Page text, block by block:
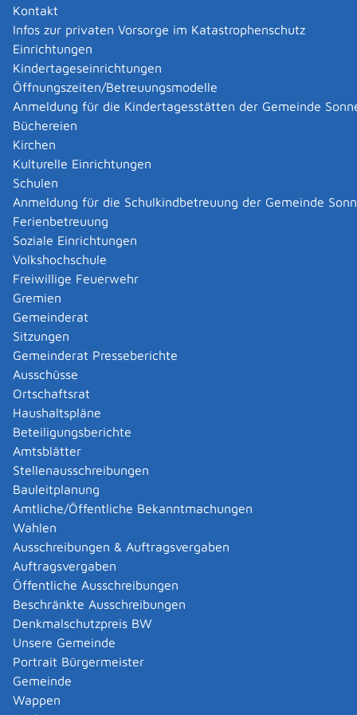
Kontakt
Infos zur privaten Vorsorge im Katastrophenschutz
Einrichtungen
Kindertageseinrichtungen
Öffnungszeiten/Betreuungsmodelle
Anmeldung für die Kindertagesstätten der Gemeinde
Büchereien
Kirchen
Kulturelle Einrichtungen
Schulen
Anmeldung für die Schulkindbetreuung der Gemeinde
Ferienbetreuung
Soziale Einrichtungen
Volkshochschule
Freiwillige Feuerwehr
Gremien
Gemeinderat
Sitzungen
Gemeinderat Presseberichte
Ausschüsse
Ortschaftsrat
Haushaltspläne
Beteiligungsberichte
Amtsblätter
Stellenausschreibungen
Bauleitplanung
Amtliche/Öffentliche Bekanntmachungen
Wahlen
Ausschreibungen & Auftragsvergaben
Auftragsvergaben
Öffentliche Ausschreibungen
Beschränkte Ausschreibungen
Denkmalschutzpreis BW
Unsere Gemeinde
Portrait Bürgermeister
Gemeinde
Wappen
Zuständige Stelle
die Schule, die das Originalzeugnis ausgestellt hat
Leistungsdetails
Voraussetzungen
Sie haben ein Abschluss- oder Abgangszeugnis verloren.
Verfahrensablauf
Ein Ersatzzeugnis sollten Sie persönlich bei der
ehemaligen Schule beantragen. Die Schule muss Ihre
Identität in geeigneter Weise überprüfen. Dies kann
zum Beispiel durch Vorlage eines Identitätsnachweises
erfolgen.
Sollte das Originalzeugnis nicht älter als 30 Jahre sein,
kann Ihnen die Schule das Ersatzzeugnis in den meisten
Fällen direkt ausstellen.
Hinweis:Ist das Originalzeugnis älter als 30 Jahre und
hat die Schule keine Unterlagen mehr, könnten diese
vielleicht beim Landesarchiv liegen.
Fristen
keine
Erforderliche Unterlagen
Personalausweis oder Reisepass als Identitätsnachweis
Kosten
je nach Verwaltungsaufwand: EUR 50,00 bis 175,00
Hinweise
Vertiefende Informationen